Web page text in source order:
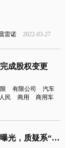
雷诺 2022-03-27
成股权变更
有限公司
汽车
人民 商用
商用车
华晨雷诺裁员补贴政策曝光，质疑系“变相裁员计划”